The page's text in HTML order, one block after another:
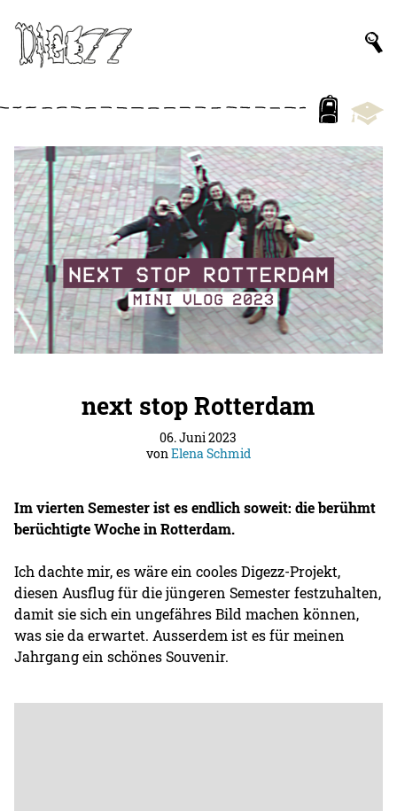
next stop Rotterdam
06. Juni 2023
vonElena Schmid
Im vierten Semester ist es endlich soweit: die berühmt
berüchtigte Woche in Rotterdam.
Ich dachte mir, es wäre ein cooles Digezz-Projekt,
diesen Ausflug für die jüngeren Semester festzuhalten,
damit sie sich ein ungefähres Bild machen können,
was sie da erwartet. Ausserdem ist es für meinen
Jahrgang ein schönes Souvenir.